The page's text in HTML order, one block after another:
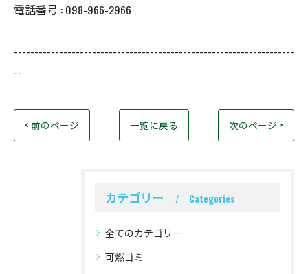
電話番号 : 098-966-2966
--------------------------------------------------------------------
--
< 前のページ 一覧に戻る 次のページ >
カテゴリー Categories
全てのカテゴリー
可燃ゴミ